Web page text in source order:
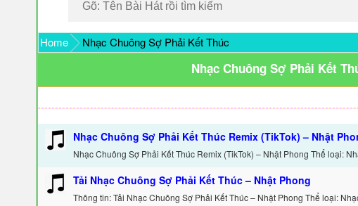
Home Nhạc Chuông Sợ Phải Kết Thúc
Nhạc Chuông Sợ Phải Kết
Nhạc Chuông Sợ Phải Kết Thúc Remix (TikTok) – Nhật
Nhạc Chuông Sợ Phải Kết Thúc Remix (TikTok) – Nhật Phong Thể loại:
Tải Nhạc Chuông Sợ Phải Kết Thúc – Nhật Phong
Thông tin: Tải Nhạc Chuông Sợ Phải Kết Thúc – Nhật Phong Thể loại: